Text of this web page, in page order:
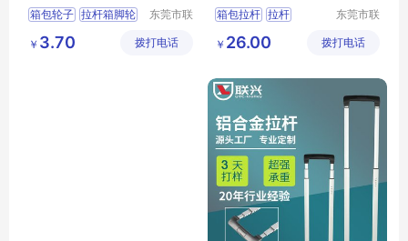
万向弹簧脚轮
箱包轮子 拉杆箱脚轮
箱包配件
东莞市联
件有限公
￥ 3.70 拨打电话
缩推车拉杆架
箱包拉杆 拉杆
拉杆箱拉杆
东莞市联
件有限公
￥ 26.00 拨打电话